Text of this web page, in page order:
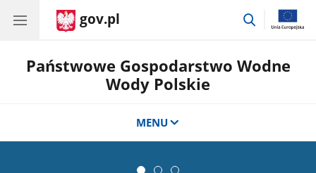
gov.pl
przejdź
Państwowe Gospodarstwo Wodne
Wody Polskie
MENU